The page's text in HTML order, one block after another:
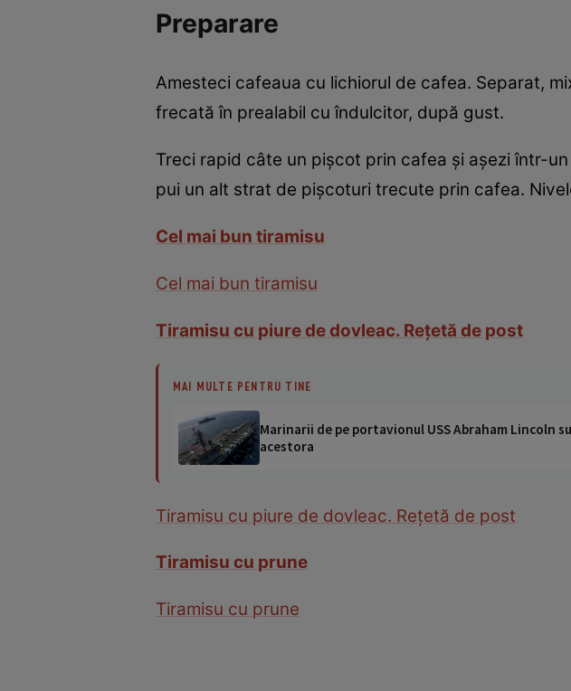
Preparare
Amesteci cafeaua cu lichiorul de cafea. Separat,
frecată în prealabil cu îndulcitor, după gust.
Treci rapid câte un pişcot prin cafea şi aşezi într-
pui un alt strat de pişcoturi trecute prin cafea.
Cel mai bun tiramisu
Cel mai bun tiramisu
Tiramisu cu piure de dovleac. Reţetă de post
MAI MULTE PENTRU TINE
Marinarii de pe portavionul USS Abraham
acestora
Tiramisu cu piure de dovleac. Reţetă de post
Tiramisu cu prune
Tiramisu cu prune